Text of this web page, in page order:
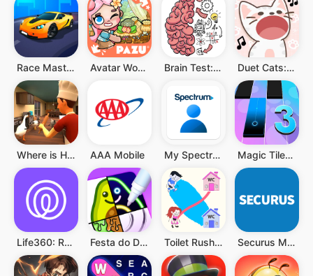
Race Master 3D Avatar World ® Brain Test: Jogos Mentais Duet Cats: música popcat fofa
Where is He: Hide and Seek AAA Mobile My Spectrum Magic Tiles 3: Jogo de Piano
Life360: Rastreador de Celular Festa do Desenho Toilet Rush Race: Draw Puzzle Securus Mobile